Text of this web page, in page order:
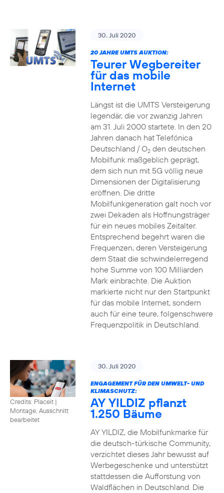
30. Juli 2020
20 JAHRE UMTS AUKTION:
Teurer Wegbereiter
für das mobile
Internet
Längst ist die UMTS Versteigerung
legendär, die vor zwanzig Jahren
am 31. Juli 2000 startete. In den 20
Jahren danach hat Telefónica
Deutschland / O2den deutschen
Mobilfunk maßgeblich geprägt,
dem sich nun mit 5G völlig neue
Dimensionen der Digitalisierung
eröffnen. Die dritte
Mobilfunkgeneration galt noch vor
zwei Dekaden als Hoffnungsträger
für ein neues mobiles Zeitalter.
Entsprechend begehrt waren die
Frequenzen, deren Versteigerung
dem Staat die schwindelerregend
hohe Summe von 100 Milliarden
Mark einbrachte. Die Auktion
markierte nicht nur den Startpunkt
für das mobile Internet, sondern
auch für eine teure, folgenschwere
Frequenzpolitik in Deutschland.
Credits: Placeit |
Montage, Ausschnitt
bearbeitet
30. Juli 2020
ENGAGEMENT FÜR DEN UMWELT- UND
KLIMASCHUTZ:
AY YILDIZ pflanzt
1.250 Bäume
AY YILDIZ, die Mobilfunkmarke für
die deutsch-türkische Community,
verzichtet dieses Jahr bewusst auf
Werbegeschenke und unterstützt
stattdessen die Aufforstung von
Waldflächen in Deutschland. Die